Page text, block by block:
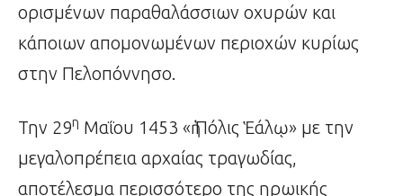
ορισμένων παραθαλάσσιων οχυρών και
κάποιων απομονωμένων περιοχών κυρίως
στην Πελοπόννησο.
Την 29η Μαΐου 1453 «ἡ Πόλις Ἑάλῳ» με την
μεγαλοπρέπεια αρχαίας τραγωδίας,
αποτέλεσμα περισσότερο της ηρωικής